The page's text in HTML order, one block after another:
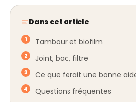
Dans cet article
Tambour et biofilm
Joint, bac, filtre
Ce que ferait une bonne
Questions fréquentes